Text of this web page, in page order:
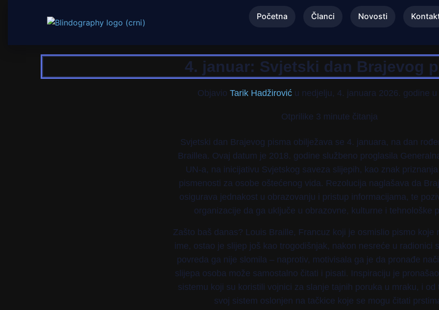
Početna Članci Novosti
4. januar: Svjetski dan Brajevog
Objavio Tarik Hadžiroviću nedjelju, 4. januara 2026. godine u
Otprilike 3 minute čitanja
Svjetski dan Brajevog pisma obilježava se 4. januara, na dan
Braillea. Ovaj datum je 2018. godine službeno proglasila
UN-a, na inicijativu Svjetskog saveza slijepih, kao znak
pismenosti za osobe oštećenog vida. Rezolucija naglašava da
osigurava jednakost u obrazovanju i pristup informacijama, te
organizacije da ga uključe u obrazovne, kulturne i tehnološke
Zašto baš danas? Louis Braille, Francuz koji je osmislio pismo koje
ime, ostao je slijep još kao trogodišnjak, nakon nesreće u radionici
povreda ga nije slomila – naprotiv, motivisala ga je da pronađe
slijepa osoba može samostalno čitati i pisati. Inspiraciju je
sistemu koji su koristili vojnici za slanje tajnih poruka u mraku, i od
svoj sistem oslonjen na tačkice koje se mogu čitati